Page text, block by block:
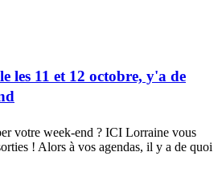
les 11 et 12 octobre, y'a de
votre week-end ? ICI Lorraine vous
! Alors à vos agendas, il y a de quoi